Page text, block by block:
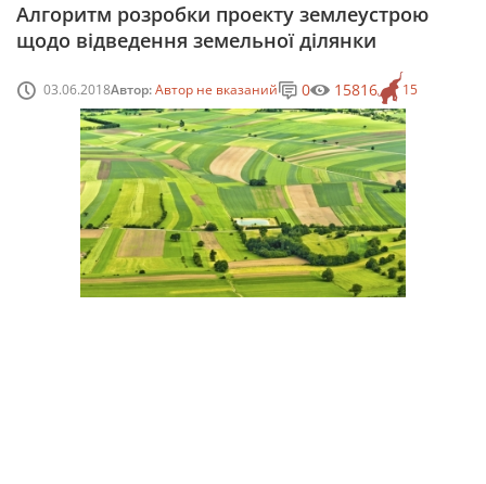
Алгоритм розробки проекту землеустрою
щодо відведення земельної ділянки
03.06.2018Автор:Автор не вказаний 15
0 15816